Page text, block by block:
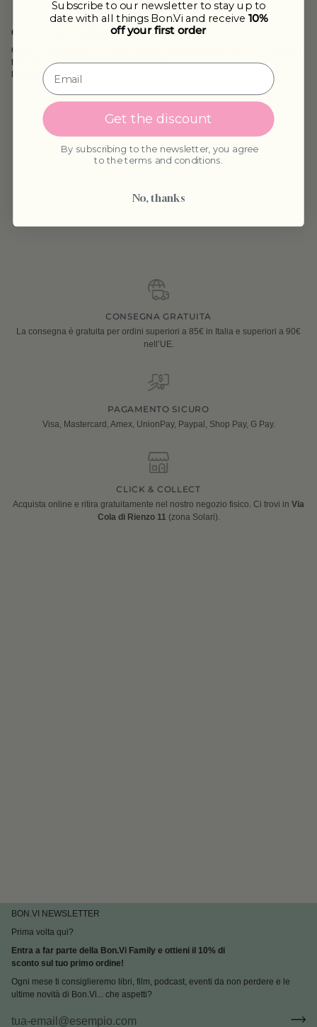
SilviaCustomer
Orecchini fiore pendenti
Orecchini splendidi, no allergia, prezzo congruo e come ogni loro creazione
tutto molto bello, milto pirtabile, e quando
lo indossi ti veste e fa la differenza. Consigliatissimo.
POTREBBE INTERESSARTI
CONSEGNA GRATUITA
La consegna è gratuita per ordini superiori a 85€ in Italia e superiori a 90€
nell’UE.
PAGAMENTO SICURO
Visa, Mastercard, Amex, UnionPay, Paypal, Shop Pay, G Pay.
CLICK & COLLECT
Acquista online e ritira gratuitamente nel nostro negozio fisico. Ci trovi in Via
Cola di Rienzo 11 (zona Solari).
BON.VI NEWSLETTER
Prima volta qui?
Entra a far parte della Bon.Vi Family e ottieni il 10% di
sconto sul tuo primo ordine!
Ogni mese ti consiglieremo libri, film, podcast, eventi da non perdere e le
ultime novità di Bon.Vi... che aspetti?
Subscribe to our newsletter to stay up to
date with all things Bon.Vi and receive 10%
off your first order
Get the discount
By subscribing to the newsletter, you agree
to the terms and conditions.
No, thanks